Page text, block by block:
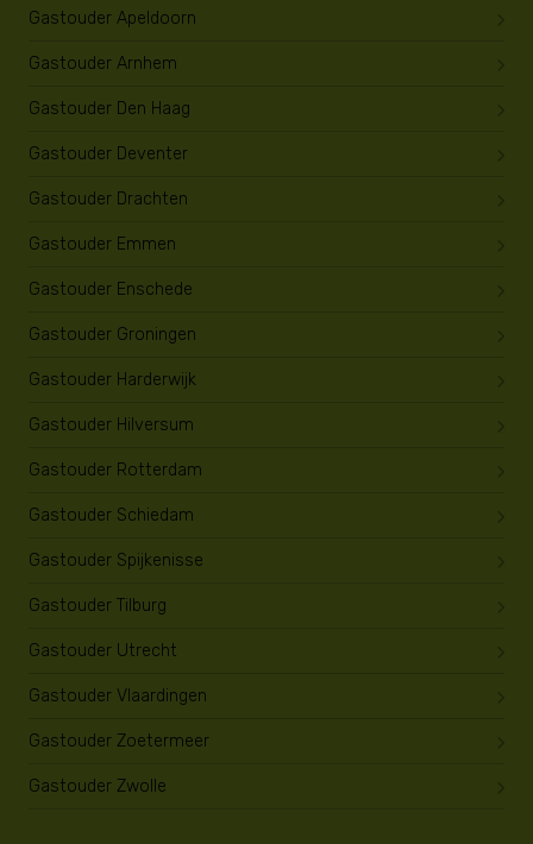
Gastouder Apeldoorn
Gastouder Arnhem
Gastouder Den Haag
Gastouder Deventer
Gastouder Drachten
Gastouder Emmen
Gastouder Enschede
Gastouder Groningen
Gastouder Harderwijk
Gastouder Hilversum
Gastouder Rotterdam
Gastouder Schiedam
Gastouder Spijkenisse
Gastouder Tilburg
Gastouder Utrecht
Gastouder Vlaardingen
Gastouder Zoetermeer
Gastouder Zwolle